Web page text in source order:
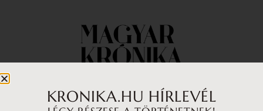
KRONIKA.HU HÍRLEVÉL